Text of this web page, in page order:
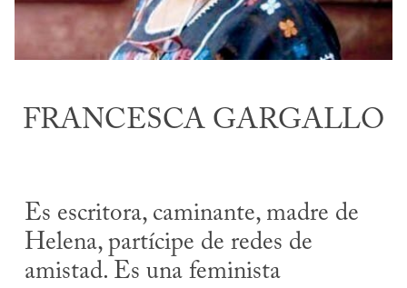
FRANCESCA GARGALLO
Es escritora, caminante, madre de
Helena, partícipe de redes de
amistad. Es una feminista